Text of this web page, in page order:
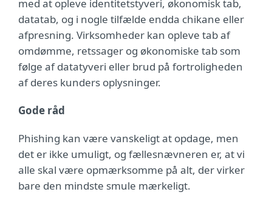
med at opleve identitetstyveri, økonomisk tab,
datatab, og i nogle tilfælde endda chikane eller
afpresning. Virksomheder kan opleve tab af
omdømme, retssager og økonomiske tab som
følge af datatyveri eller brud på fortroligheden
af deres kunders oplysninger.
Gode råd
Phishing kan være vanskeligt at opdage, men
det er ikke umuligt, og fællesnævneren er, at vi
alle skal være opmærksomme på alt, der virker
bare den mindste smule mærkeligt.